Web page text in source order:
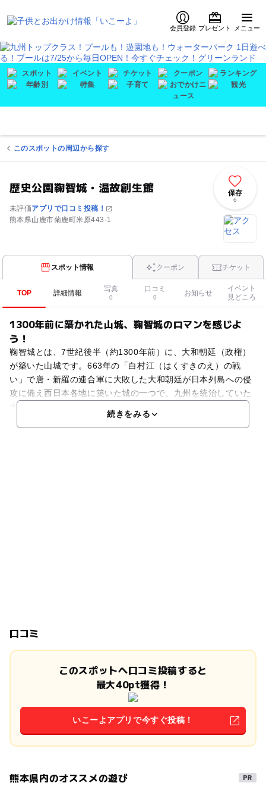
会員登録 プレゼント メニュー
このスポットの周辺から探す
歴史公園鞠智城・温故創生館
未評価アプリで口コミ投稿！
熊本県山鹿市菊鹿町米原443-1
保存
6
スポット情報 クーポン チケット
TOP 詳細情報 写真
0
口コミ
0
お知らせ
イベント
見どころ
1300年前に築かれた山城、鞠智城のロマンを感じよ
う！
鞠智城とは、7世紀後半（約1300年前）に、大和朝廷（政権）
が築いた山城です。663年の「白村江（はくすきのえ）の戦
い」で唐・新羅の連合軍に大敗した大和朝廷が日本列島への侵
攻に備え西日本各地に築いた城の一つで、九州を統治していた
続きをみる
口コミ
このスポットへ口コミ投稿すると
最大40pt獲得！
いこーよアプリで今すぐ投稿！
熊本県内のオススメの遊び